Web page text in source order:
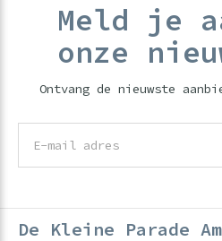
Meld je
onze
Ontvang de nieuwste
De Kleine Parade